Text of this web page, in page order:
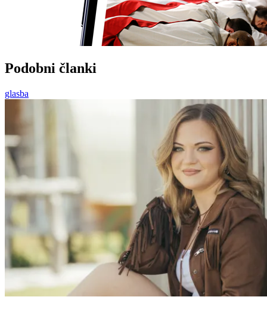
Podobni članki
glasba